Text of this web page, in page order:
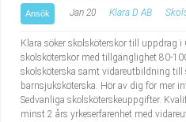
Kultur, media, design
Militärt arbete
Naturbruk
Tidningsbud/
Lärare i fritidshem/
Taxiförare/Taxichaufför
Ansök Jan 20 Klara D AB
Klara söker skolsköterskor till uppdrag i
skolsköterskor med tillgänglighet 80-
skolsköterska samt vidareutbildning till
barnsjuksköterska. Hör av dig för mer
Sedvanliga skolsköterskeuppgifter.
minst 2 års yrkeserfarenhet med